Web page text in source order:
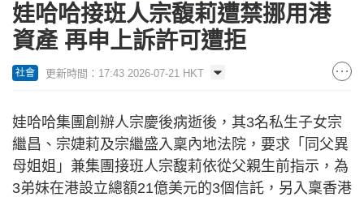
娃哈哈接班人宗馥莉遭禁挪用港
資產 再申上訴許可遭拒
社會 更新時間：17:43 2026-07-21 HKT
娃哈哈集團創辦人宗慶後病逝後，其3名私生子女宗
繼昌、宗婕莉及宗繼盛入稟內地法院，要求「同父異
母姐姐」兼集團接班人宗馥莉依從父親生前指示，為
3弟妹在港設立總額21億美元的3個信託，另入稟香港